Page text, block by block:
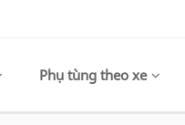
Phụ tùng theo xe